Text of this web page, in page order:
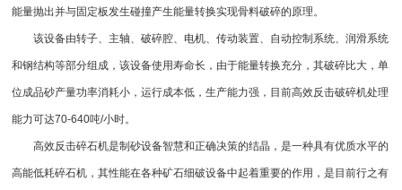
能量抛出并与固定板发生碰撞产生能量转换实现骨料破碎的原理。
该设备由转子、主轴、破碎腔、电机、传动装置、自动控制系统、润滑系统
和钢结构等部分组成，该设备使用寿命长，由于能量转换充分，其破碎比大，单
位成品砂产量功率消耗小，运行成本低，生产能力强，目前高效反击破碎机处理
能力可达70-640吨/小时。
高效反击碎石机是制砂设备智慧和正确决策的结晶，是一种具有优质水平的
高能低耗碎石机，其性能在各种矿石细破设备中起着重要的作用，是目前行之有